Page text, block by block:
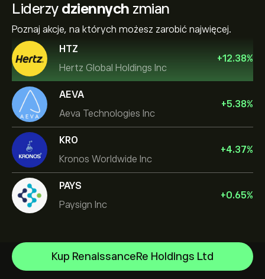
Liderzy dziennych zmian
Poznaj akcje, na których możesz zarobić najwięcej.
HTZ
Hertz Global Holdings Inc
+12.38%
AEVA
Aeva Technologies Inc
+5.38%
KRO
Kronos Worldwide Inc
+4.37%
PAYS
Paysign Inc
+0.65%
Kup RenaissanceRe Holdings Ltd
Micron Technology, Inc.
Vistra Corp